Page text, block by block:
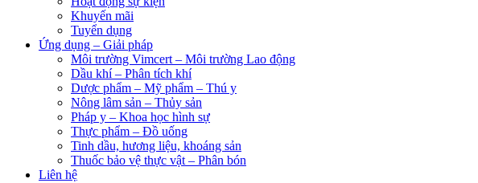
Khuyến mãi
Tuyển dụng
Ứng dụng – Giải pháp
Môi trường Vimcert – Môi trường Lao động
Dầu khí – Phân tích khí
Dược phẩm – Mỹ phẩm – Thú y
Nông lâm sản – Thủy sản
Pháp y – Khoa học hình sự
Thực phẩm – Đồ uống
Tinh dầu, hương liệu, khoáng sản
Thuốc bảo vệ thực vật – Phân bón
Liên hệ